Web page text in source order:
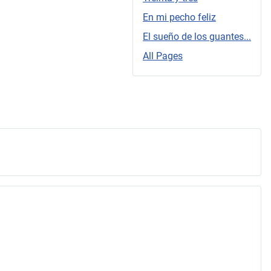
En mi pecho feliz
El sueño de los guantes...
All Pages